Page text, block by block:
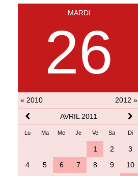
MARDI
26
« 2010
2012 »
AVRIL 2011
Lu Ma Me Je Ve Sa Di
1 2
3
4
5 6 7 8 9
10